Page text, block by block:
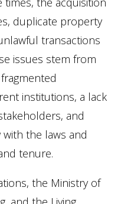
duplicate property
transactions
issues stem from
institutions, a lack
and
the laws and
tenure.
the Ministry of